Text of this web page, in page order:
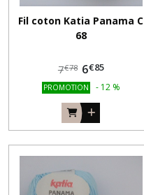
Fil coton Katia Panama C
68
7€78 6€85
PROMOTION - 12 %